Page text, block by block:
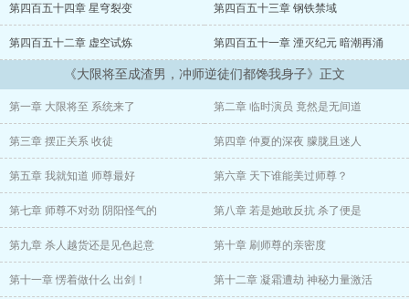
自己风烛残年，大限将至。
【检测到宿主成功扮演痴情舔狗一千年，风灵月影启动！】
当宗门即将覆灭之时，杨欢挺身而出。
第四百五十四章 星穹裂变 第四百五十三章 钢铁禁域
第四百五十二章 虚空试炼 第四百五十一章 湮灭纪元 暗潮再涌
《大限将至成渣男，冲师逆徒们都馋我身子》正文
第一章 大限将至 系统来了 第二章 临时演员 竟然是无间道
第三章 摆正关系 收徒 第四章 仲夏的深夜 朦胧且迷人
第五章 我就知道 师尊最好 第六章 天下谁能美过师尊？
第七章 师尊不对劲 阴阳怪气的 第八章 若是她敢反抗 杀了便是
第九章 杀人越货还是见色起意 第十章 刷师尊的亲密度
第十一章 愣着做什么 出剑！ 第十二章 凝霜遭劫 神秘力量激活